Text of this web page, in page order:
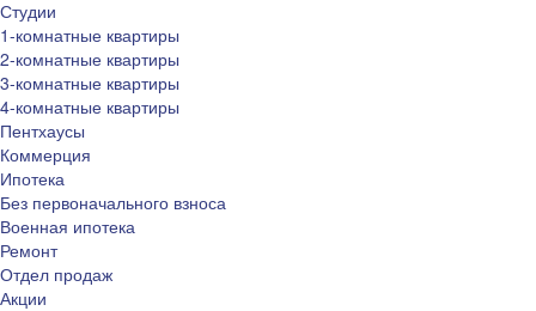
Студии
1-комнатные квартиры
2-комнатные квартиры
3-комнатные квартиры
4-комнатные квартиры
Пентхаусы
Коммерция
Ипотека
Без первоначального взноса
Военная ипотека
Ремонт
Отдел продаж
Акции